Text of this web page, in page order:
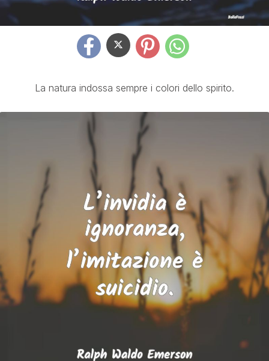
La natura indossa sempre i colori dello spirito.